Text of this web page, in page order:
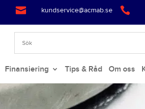
 kundservice@acmab.se 
Finansiering Tips & Råd Om oss